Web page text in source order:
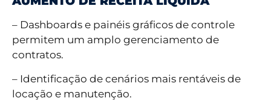
– Dashboards e painéis gráficos de controle
permitem um amplo gerenciamento de
contratos.
– Identificação de cenários mais rentáveis de
locação e manutenção.